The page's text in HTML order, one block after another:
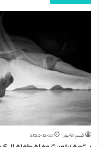
قسم الأخبار 2022-12-21